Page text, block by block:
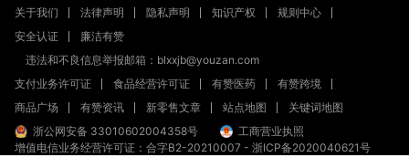
关于我们
法律声明 隐私声明 知识产权
规则中心
安全认证
廉洁有赞
违法和不良信息举报邮箱：blxxjb@youzan.com
支付业务许可证
食品经营许可证 有赞医药
有赞跨境
商品广场
有赞资讯 新零售文章 站点地图
关键词地图
浙公网安备 33010602004358号
工商营业执照
增值电信业务经营许可证：合字B2-20210007 - 浙ICP备2020040621号